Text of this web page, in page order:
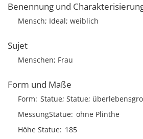
Benennung und
Mensch; Ideal; weiblich
Sujet
Menschen; Frau
Form und Maße
Form Statue; Statue;
MessungStatue ohne Plinthe
Höhe Statue 185